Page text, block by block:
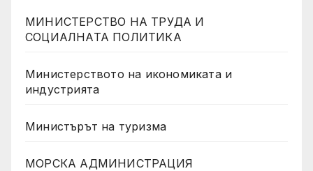
МИНИСТЕРСТВО НА ТРУДА И
СОЦИАЛНАТА ПОЛИТИКА
Министерството на икономиката и
индустрията
Министърът на туризма
МОРСКА АДМИНИСТРАЦИЯ